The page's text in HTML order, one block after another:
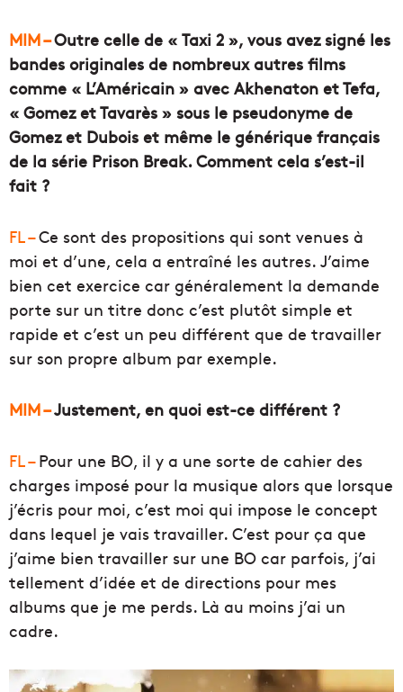
MIM –Outre celle de « Taxi 2 », vous avez signé les
bandes originales de nombreux autres films
comme « L’Américain » avec Akhenaton et Tefa,
« Gomez et Tavarès » sous le pseudonyme de
Gomez et Dubois et même le générique français
de la série Prison Break. Comment cela s’est-il
fait ?
FL –Ce sont des propositions qui sont venues à
moi et d’une, cela a entraîné les autres. J’aime
bien cet exercice car généralement la demande
porte sur un titre donc c’est plutôt simple et
rapide et c’est un peu différent que de travailler
sur son propre album par exemple.
MIM –Justement, en quoi est-ce différent ?
FL –Pour une BO, il y a une sorte de cahier des
charges imposé pour la musique alors que lorsque
j’écris pour moi, c’est moi qui impose le concept
dans lequel je vais travailler. C’est pour ça que
j’aime bien travailler sur une BO car parfois, j’ai
tellement d’idée et de directions pour mes
albums que je me perds. Là au moins j’ai un
cadre.